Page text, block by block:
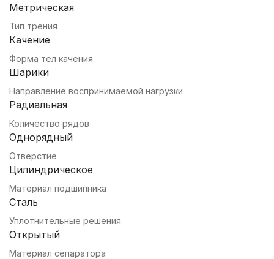
Метрическая
Тип трения
Качение
Форма тел качения
Шарики
Направление воспринимаемой нагрузки
Радиальная
Количество рядов
Однорядный
Отверстие
Цилиндрическое
Материал подшипника
Сталь
Уплотнительные решения
Открытый
Материал сепаратора